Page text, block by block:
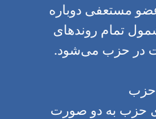
عضو مستعفی دوباره
تمام روندهای
در حزب می‌شود.
حزب
حزب به دو صورت